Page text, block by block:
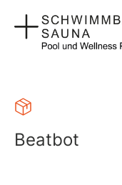
Inhalt
springen
Beatbot